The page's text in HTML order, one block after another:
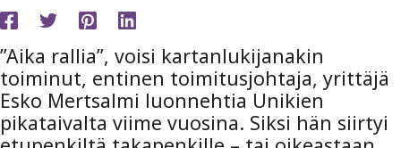
”Aika rallia”, voisi kartanlukijanakin
toiminut, entinen toimitusjohtaja, yrittäjä
Esko Mertsalmi luonnehtia Unikien
pikataivalta viime vuosina. Siksi hän siirtyi